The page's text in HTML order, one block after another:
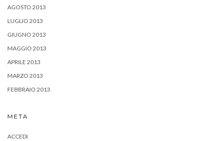
AGOSTO 2013
LUGLIO 2013
GIUGNO 2013
MAGGIO 2013
APRILE 2013
MARZO 2013
FEBBRAIO 2013
META
ACCEDI